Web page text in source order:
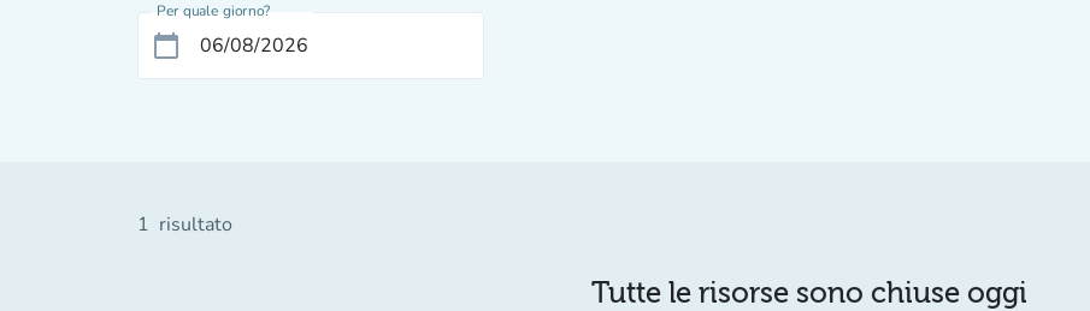
Per quale giorno?
calendar_today
1 risultato
Tutte le risorse sono chiuse oggi